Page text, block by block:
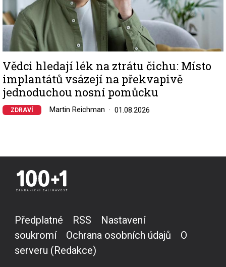
Vědci hledají lék na ztrátu čichu: Místo
implantátů vsázejí na překvapivě
jednoduchou nosní pomůcku
ZDRAVÍ Martin Reichman 01.08.2026
Předplatné RSS
Nastavení
soukromí
Ochrana osobních údajů
O
serveru (Redakce)